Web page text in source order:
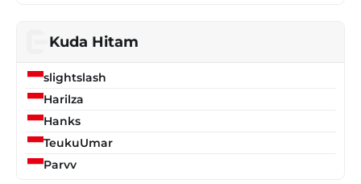
Kuda Hitam
slightslash
Harilza
Hanks
TeukuUmar
Parvv